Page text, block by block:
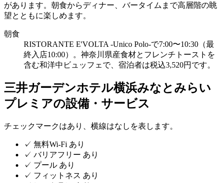
があります。朝食からディナー、バータイムまで高層階の眺
望とともに楽しめます。
朝食
RISTORANTE E'VOLTA -Unico Polo-で7:00〜10:30（最
終入店10:00）。神奈川県産食材とフレンチトーストを
含む和洋中ビュッフェで、宿泊者は税込3,520円です。
三井ガーデンホテル横浜みなとみらい
プレミアの設備・サービス
チェックマークはあり、横線はなしを表します。
✓ 無料Wi-Fi あり
✓ バリアフリー あり
✓ プール あり
✓ フィットネス あり